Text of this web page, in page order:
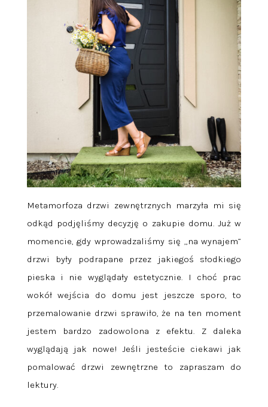
Metamorfoza drzwi zewnętrznych marzyła mi się
odkąd podjęliśmy decyzję o zakupie domu. Już w
momencie, gdy wprowadzaliśmy się „na wynajem”
drzwi były podrapane przez jakiegoś słodkiego
pieska i nie wyglądały estetycznie. I choć prac
wokół wejścia do domu jest jeszcze sporo, to
przemalowanie drzwi sprawiło, że na ten moment
jestem bardzo zadowolona z efektu. Z daleka
wyglądają jak nowe! Jeśli jesteście ciekawi jak
pomalować drzwi zewnętrzne to zapraszam do
lektury.